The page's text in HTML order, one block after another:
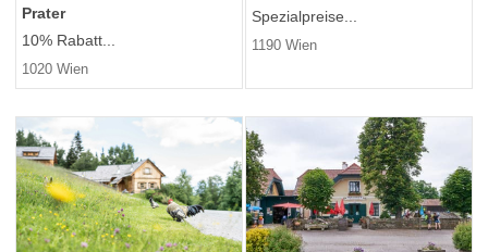
Prater
10% Rabatt...
1020 Wien
Spezialpreise...
1190 Wien